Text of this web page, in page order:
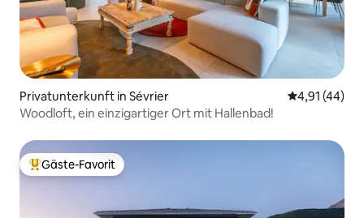
Privatunterkunft in Sévrier
4,91 (44)
Woodloft, ein einzigartiger Ort mit Hallenbad!
Beliebter Gäste-Favorit.
Gäste-Favorit